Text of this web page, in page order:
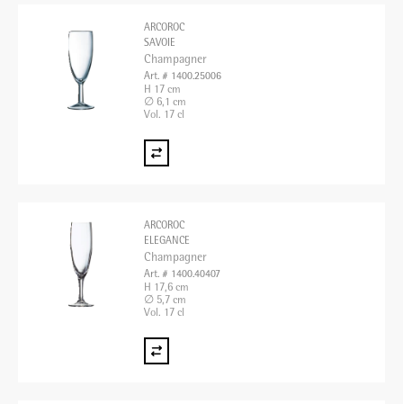
ARCOROC
SAVOIE
Champagner
Art. # 1400.25006
H 17 cm
∅ 6,1 cm
Vol. 17 cl
ARCOROC
ELEGANCE
Champagner
Art. # 1400.40407
H 17,6 cm
∅ 5,7 cm
Vol. 17 cl